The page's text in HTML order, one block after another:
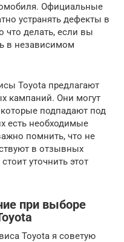
Официальные
устранять дефекты в
что делать, если вы
в независимом
Toyota предлагают
кампаний. Они могут
подпадают под
есть необходимые
помнить, что не
в отзывных
уточнить этот
при выборе
Toyota я советую